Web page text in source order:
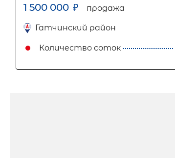
1 500 000 ₽ продажа
Гатчинский район
Количество соток